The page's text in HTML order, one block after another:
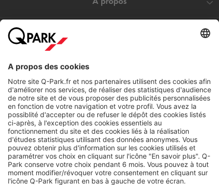
Nos services
Cookies
Copyright
CGV